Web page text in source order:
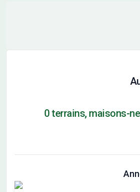
0 terrains, maisons-